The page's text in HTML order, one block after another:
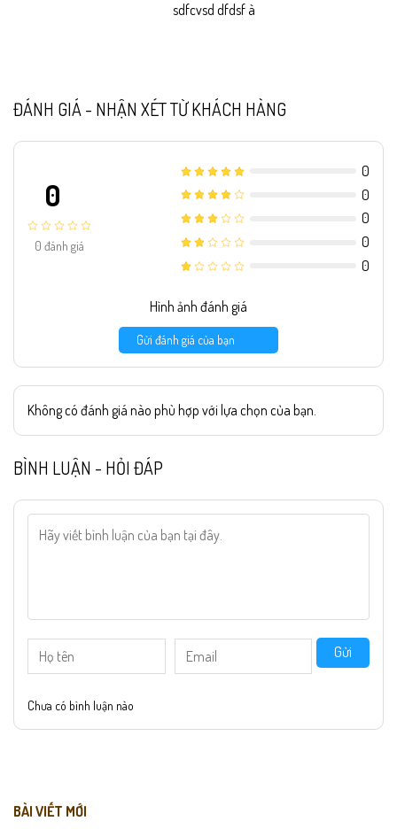
sdfcvsd dfdsf à
ĐÁNH GIÁ - NHẬN XÉT TỪ KHÁCH HÀNG
0
0 đánh giá
0
0
0
0
0
Hình ảnh đánh giá
Gửi đánh giá của bạn
Không có đánh giá nào phù hợp với lựa chọn của bạn.
BÌNH LUẬN - HỎI ĐÁP
Gửi
Chưa có bình luận nào
BÀI VIẾT MỚI